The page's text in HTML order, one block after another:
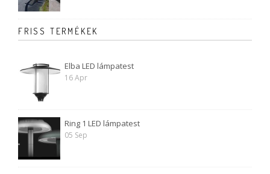
FRISS TERMÉKEK
Elba LED lámpatest
16 Apr
Ring 1 LED lámpatest
05 Sep